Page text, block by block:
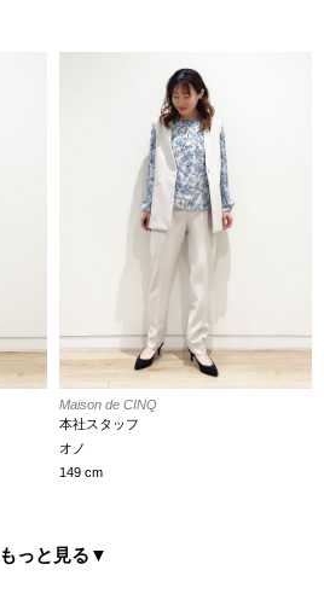
Maison de CINQ
本社スタッフ
オノ
149 cm
もっと見る ▼